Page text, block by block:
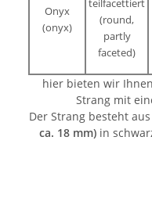
Onyx
(onyx)
teilfacettiert
(round,
partly
faceted)
hier bieten wir
Strang mit
Der Strang besteht
ca. 18 mm)in